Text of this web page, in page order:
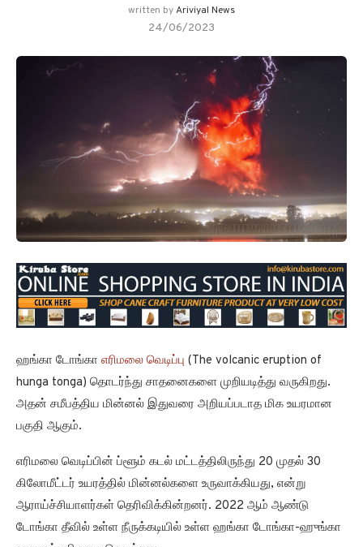
written byAriviyal News
24/06/2023
ஹங்கா டோங்கா எரிமலை வெடிப்பு (The volcanic eruption of
hunga tonga) தொடர்ந்து சாதனைகளை முறியடித்து வருகிறது.
அதன் சமீபத்திய மின்னல் இதுவரை அறியப்படாத மிக உயரமான
பகுதி ஆகும்.
எரிமலை வெடிப்பின் ப்ளூம் கடல் மட்டத்திலிருந்து 20 முதல் 30
கிலோமீட்டர் உயரத்தில் மின்னல்களை உருவாக்கியது, என்று
ஆராய்ச்சியாளர்கள் தெரிவிக்கின்றனர். 2022 ஆம் ஆண்டு
டோங்கா தீவில் உள்ள நீருக்கடியில் உள்ள ஹங்கா டோங்கா-ஹுங்கா